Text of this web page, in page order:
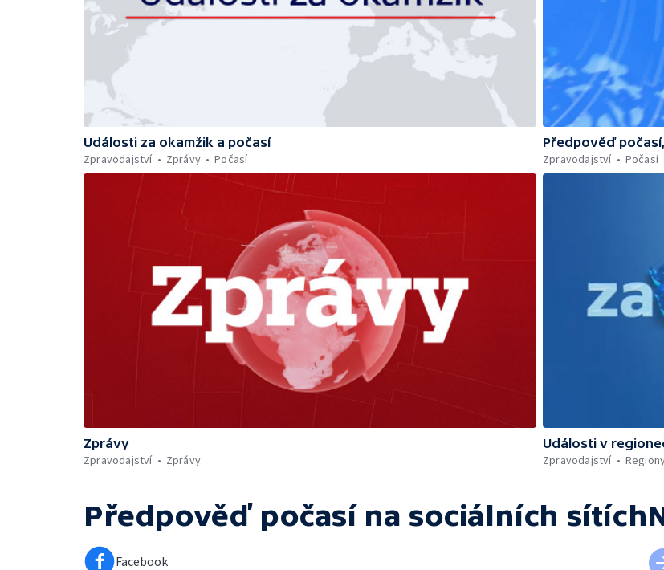
Události za okamžik a počasí
Zpravodajství
Zprávy Počasí
Předpověď
Zpravodajství
Počasí
Zprávy
Zpravodajství
Zprávy
Události v
Zpravodajství
Předpověď počasí na sociálních sítích
Facebook